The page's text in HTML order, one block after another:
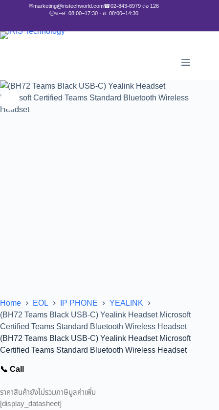
✉marketing@iristechworld.com☎02-843-6979 ต่อ 126
🕘จ.–ศ. 08:00–17:30 · ส. 08:00–14:30
Home EOL IP PHONE
YEALINK
(BH72 Teams Black USB-C) Yealink Headset Microsoft
Certified Teams Standard Bluetooth Wireless Headset
(BH72 Teams Black USB-C) Yealink Headset Microsoft
Certified Teams Standard Bluetooth Wireless Headset
📞 Call
ราคาสินค้ายังไม่รวมภาษีมูลค่าเพิ่ม
[display_datasheet]